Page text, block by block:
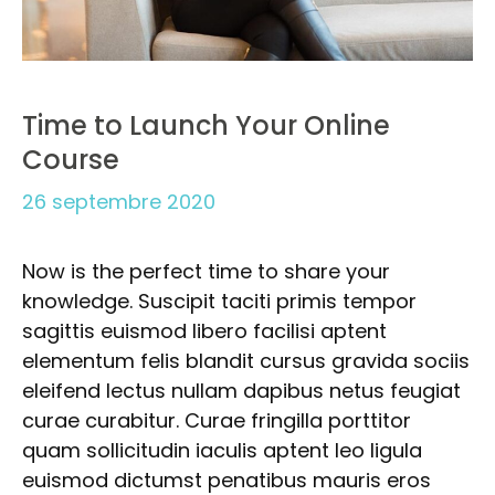
Time to Launch Your Online
Course
26 septembre 2020
Now is the perfect time to share your
knowledge. Suscipit taciti primis tempor
sagittis euismod libero facilisi aptent
elementum felis blandit cursus gravida sociis
eleifend lectus nullam dapibus netus feugiat
curae curabitur. Curae fringilla porttitor
quam sollicitudin iaculis aptent leo ligula
euismod dictumst penatibus mauris eros